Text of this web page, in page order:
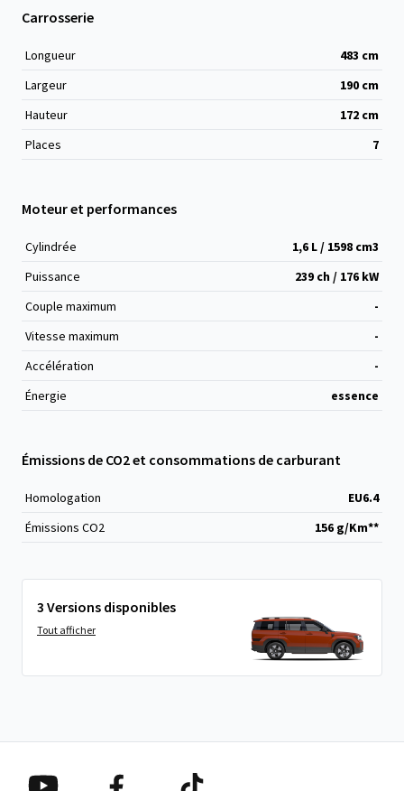
Carrosserie
Longueur 483 cm
Largeur
190 cm
Hauteur
172 cm
Places
7
Moteur et performances
Cylindrée 1,6 L / 1598 cm3
Puissance
239 ch / 176 kW
Couple maximum
-
Vitesse maximum
-
Accélération
-
Énergie
essence
Émissions de CO2 et consommations de carburant
Homologation
EU6.4
Émissions CO2 156 g/Km**
3 Versions disponibles
Tout afficher